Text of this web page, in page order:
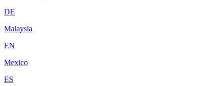
DE
Malaysia
EN
Mexico
ES